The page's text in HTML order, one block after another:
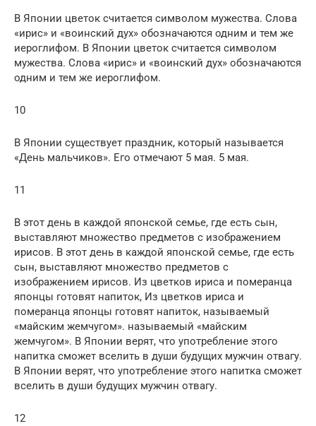
В Японии цветок считается символом мужества. Слова
«ирис» и «воинский дух» обозначаются одним и тем же
иероглифом. В Японии цветок считается символом
мужества. Слова «ирис» и «воинский дух» обозначаются
одним и тем же иероглифом.
10
В Японии существует праздник, который называется
«День мальчиков». Его отмечают 5 мая. 5 мая.
11
В этот день в каждой японской семье, где есть сын,
выставляют множество предметов с изображением
ирисов. В этот день в каждой японской семье, где есть
сын, выставляют множество предметов с
изображением ирисов. Из цветков ириса и померанца
японцы готовят напиток, Из цветков ириса и
померанца японцы готовят напиток, называемый
«майским жемчугом». называемый «майским
жемчугом». В Японии верят, что употребление этого
напитка сможет вселить в души будущих мужчин отвагу.
В Японии верят, что употребление этого напитка сможет
вселить в души будущих мужчин отвагу.
12